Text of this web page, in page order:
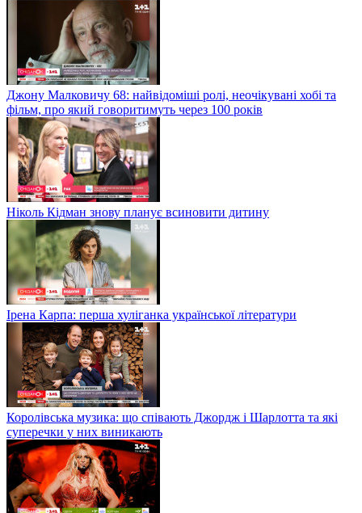
Джону Малковичу 68: найвідоміші ролі, неочікувані хобі та
фільм, про який говоритимуть через 100 років
Ніколь Кідман знову планує всиновити дитину
Ірена Карпа: перша хуліганка української літератури
Королівська музика: що співають Джордж і Шарлотта та які
суперечки у них виникають